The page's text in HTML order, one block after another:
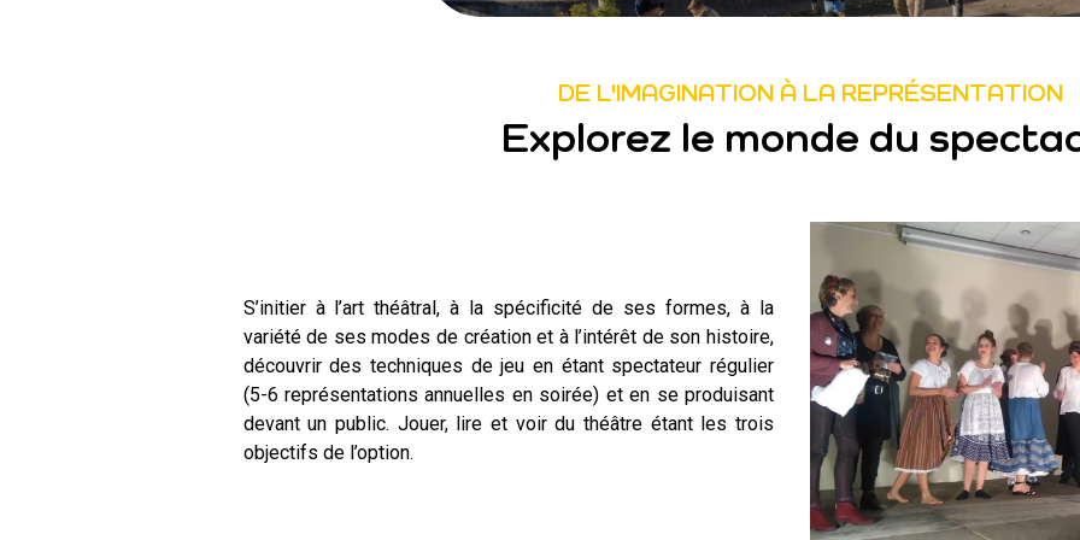
TARIF LYCÉE
DE L'IMAGINATION À LA REPRÉSENTATION
Explorez le monde du
S’initier à l’art théâtral, à la spécificité de ses formes, à la
variété de ses modes de création et à l’intérêt de son histoire,
découvrir des techniques de jeu en étant spectateur régulier
(5-6 représentations annuelles en soirée) et en se produisant
devant un public. Jouer, lire et voir du théâtre étant les trois
objectifs de l’option.